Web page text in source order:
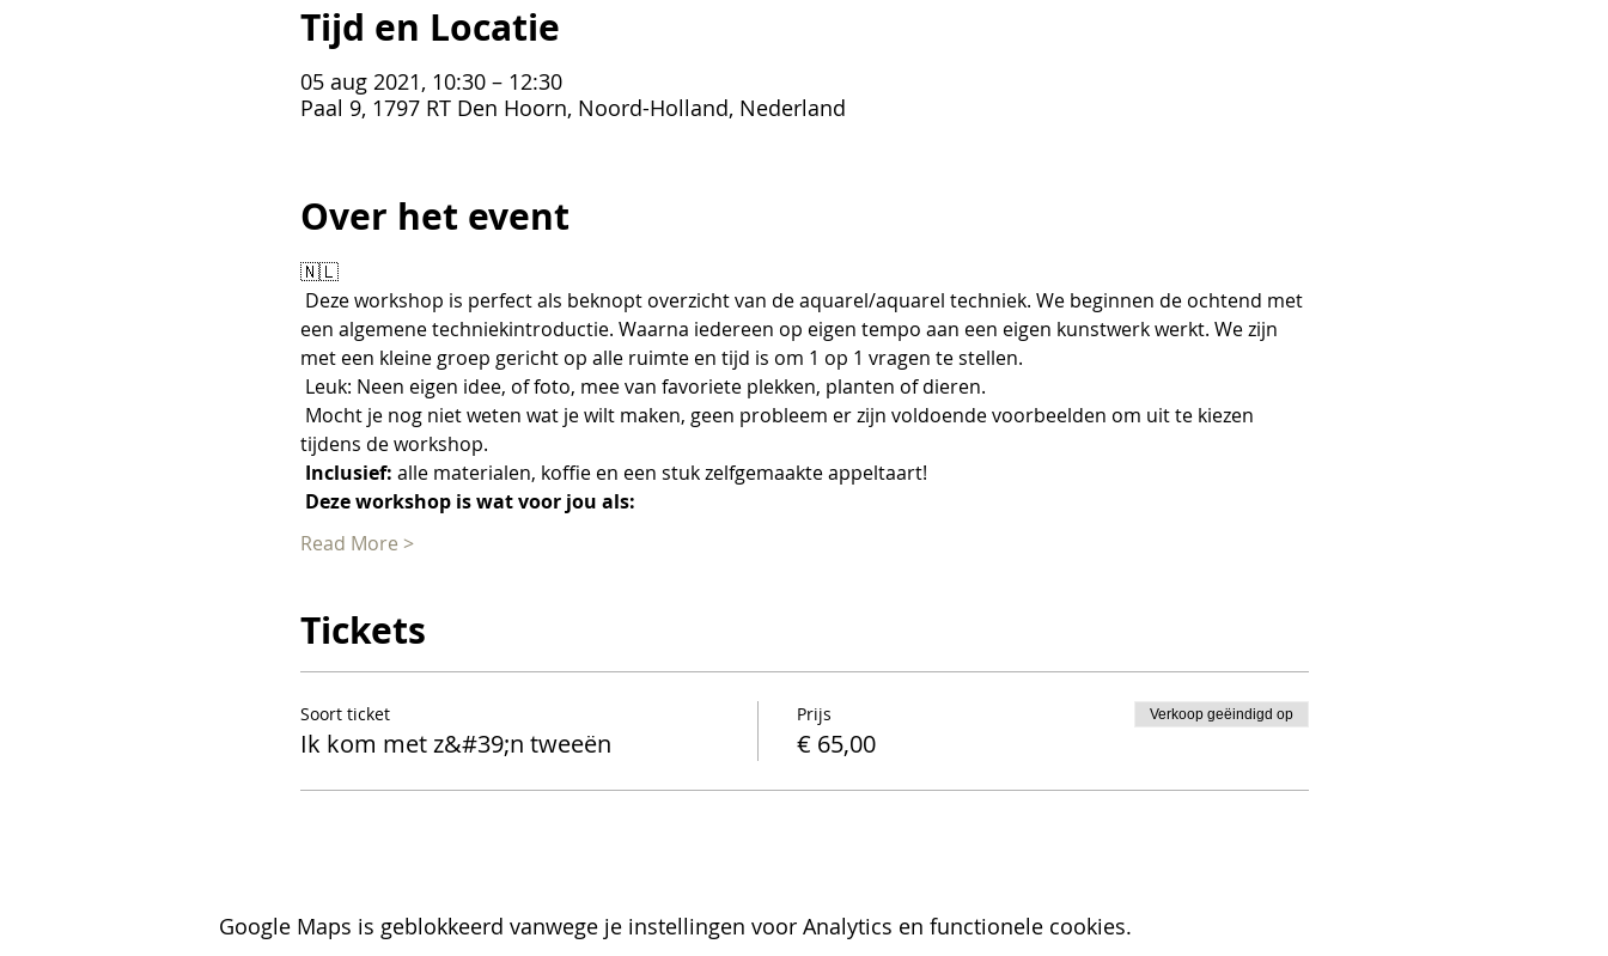
Tijd en Locatie
05 aug 2021, 10:30 – 12:30
Paal 9, 1797 RT Den Hoorn, Noord-Holland, Nederland
Over het event
🇳🇱
een algemene techniekintroductie. Waarna iedereen op eigen tempo aan een eigen kunstwerk werkt. We zijn
met een kleine groep gericht op alle ruimte en tijd is om 1 op 1 vragen te stellen.
Leuk: Neen eigen idee, of foto, mee van favoriete plekken, planten of dieren.
tijdens de workshop.
Inclusief: alle materialen, koffie en een stuk zelfgemaakte appeltaart!
Deze workshop is wat voor jou als:
Read More >
Tickets
Soort ticket
Ik kom met z&#39;n tweeën
Prijs
€ 65,00
Verkoop geëindigd op
Google Maps is geblokkeerd vanwege je instellingen voor Analytics en functionele cookies.